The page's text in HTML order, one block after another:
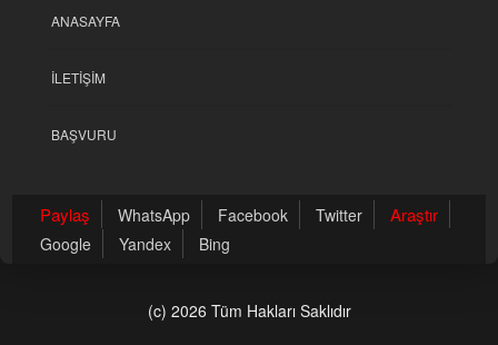
ANASAYFA
İLETIŞIM
BAŞVURU
Paylaş WhatsApp Facebook Twitter Araştır
Google Yandex Bing
(c) 2026 Tüm Hakları Saklıdır